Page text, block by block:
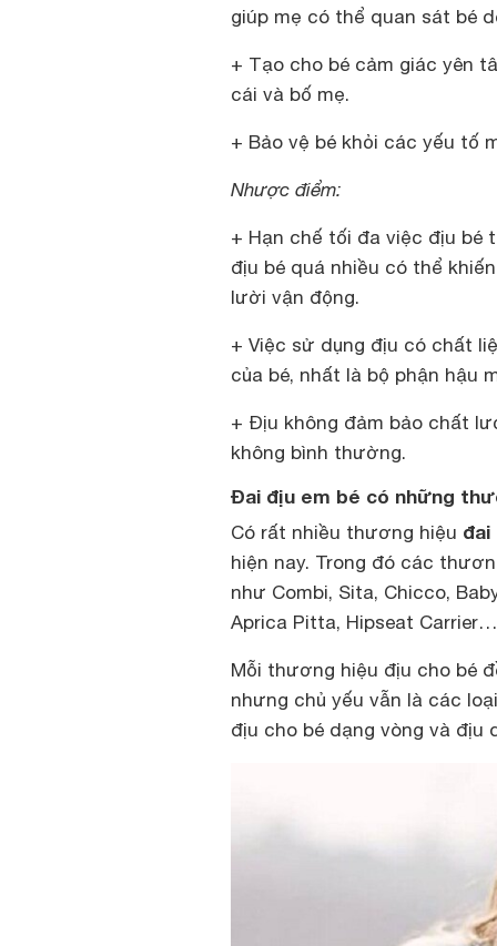
giúp mẹ có thể quan sát bé
+ Tạo cho bé cảm giác yên
cái và bố mẹ.
+ Bảo vệ bé khỏi các yếu tố
Nhược điểm:
+ Hạn chế tối đa việc địu bé
địu bé quá nhiều có thể
lười vận động.
+ Việc sử dụng địu có chất
của bé, nhất là bộ phận hậu
+ Địu không đảm bảo chất
không bình thường.
Đai địu em bé có những
Có rất nhiều thương hiệu đai
hiện nay. Trong đó các
như Combi, Sita, Chicco,
Aprica Pitta, Hipseat Carrier…
Mỗi thương hiệu địu cho bé
nhưng chủ yếu vẫn là các
địu cho bé dạng vòng và địu